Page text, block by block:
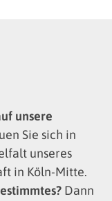
unsere
Sie sich in
unseres
in Köln-Mitte.
Dann